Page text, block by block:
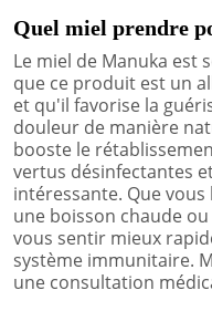
Quel miel prendre
Le miel de Manuka est
que ce produit est un
et qu'il favorise la
douleur de manière
booste le
vertus désinfectantes
intéressante. Que
une boisson chaude
vous sentir mieux
système immunitaire.
une consultation